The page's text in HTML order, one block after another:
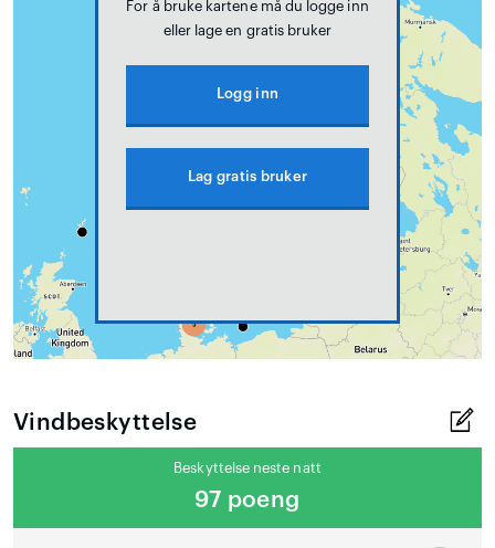
For å bruke kartene må du logge inn
eller lage en gratis bruker
Logg inn
Lag gratis bruker
Vindbeskyttelse
Beskyttelse neste natt
97 poeng